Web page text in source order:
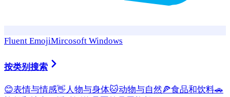
Fluent EmojiMircosoft Windows
按类别搜索
😊表情与情感👋 人物与身体🐱动物与自然🍕食品和饮料🚗